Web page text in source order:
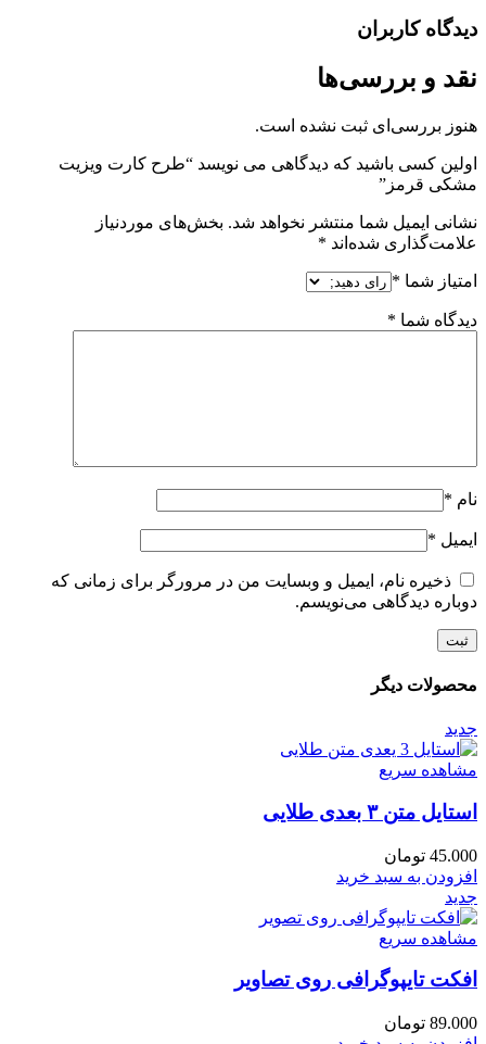
دیدگاه کاربران
نقد و بررسی‌ها
هنوز بررسی‌ای ثبت نشده است.
اولین کسی باشید که دیدگاهی می نویسد “طرح کارت ویزیت
مشکی قرمز”
نشانی ایمیل شما منتشر نخواهد شد. بخش‌های موردنیاز
علامت‌گذاری شده‌اند *
امتیاز شما *
دیدگاه شما *
نام *
ایمیل *
ذخیره نام، ایمیل و وبسایت من در مرورگر برای زمانی که
دوباره دیدگاهی می‌نویسم.
محصولات دیگر
جدید
مشاهده سریع
استایل متن ۳ بعدی طلایی
45.000 تومان
افزودن به سبد خرید
جدید
مشاهده سریع
افکت تایپوگرافی روی تصاویر
89.000 تومان